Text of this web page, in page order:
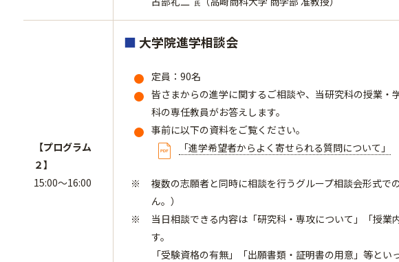
氏
【プログラム
２】
15:00～16:00
■ 大学院進学相談会
定員：90名
皆さまからの進学に関するご相談や、当研究科の授業
科の専任教員がお答えします。
事前に以下の資料をご覧ください。
「進学希望者からよく寄せられる質問について」
複数の志願者と同時に相談を行うグループ相談会形式で
ん。）
当日相談できる内容は「研究科・専攻について」「授
す。
「受験資格の有無」「出願書類・証明書の用意」等と